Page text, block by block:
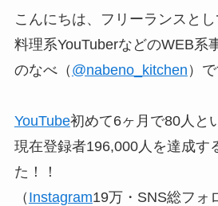
こんにちは、フリーランスとし
料理系YouTuberなどのWEB系
のなべ（ @nabeno_kitchen ）で
YouTube初めて6ヶ月で80人と
現在登録者196,000人を達成す
た！！
（ Instagram19万・SNS総フォ